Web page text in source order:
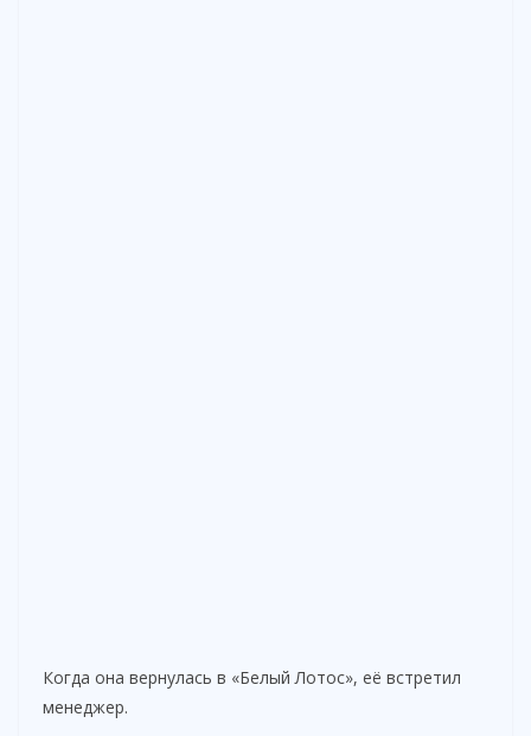
Когда она вернулась в «Белый Лотос», её встретил
менеджер.